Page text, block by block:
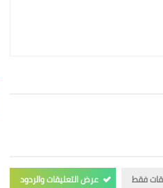
فقط عرض التعليقات والردود